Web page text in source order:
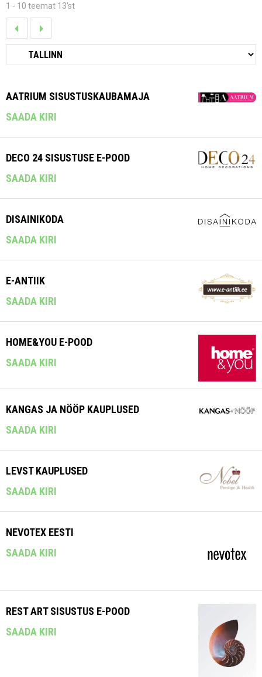
1 - 10 teemat 13'st
AATRIUM SISUSTUSKAUBAMAJA
SAADA KIRI
DECO 24 SISUSTUSE E-POOD
SAADA KIRI
DISAINIKODA
SAADA KIRI
E-ANTIIK
SAADA KIRI
HOME&YOU E-POOD
SAADA KIRI
KANGAS JA NÖÖP KAUPLUSED
SAADA KIRI
LEVST KAUPLUSED
SAADA KIRI
NEVOTEX EESTI
SAADA KIRI
REST ART SISUSTUS E-POOD
SAADA KIRI